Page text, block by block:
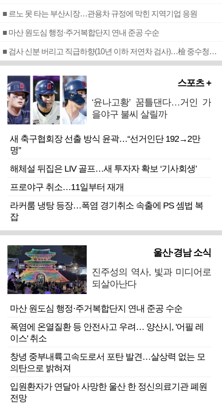
■ 르노 못 타는 부산시장…관용차 규정에 막힌 지역기업 응원
■ 마산 원도심 행정·주거복합단지 연내 준공 수순
■ 검사 신분 버리고 직급하향(10년 이하 저연차 검사)…檢 중수청행 기피
스포츠 +
‘윤나고황’ 꿈틀댄다…거인 가
을야구 불씨 살릴까
새 축구협회장 선출 방식 윤곽…“선거인단 192→2만
명”
해체설 뒤집은 LIV 골프…새 투자자 확보 ‘기사회생’
프로야구 취소…11일부터 재개
라커룸 냉탕 등장…폭염 경기취소 속출에 PS 셈법 복
잡
울산·경남 소식
진주성의 역사, 빛과 미디어로
되살아난다
마산 원도심 행정·주거복합단지 연내 준공 수순
폭염에 온열질환 등 안전사고 우려… 양산시, '어필 레
이스' 취소
창녕 중부내륙고속도로서 포탄 발견…살상력 없는 모
의탄으로 밝혀져
입원환자가 연달아 사망한 울산 한 정신의료기관 폐원
전망